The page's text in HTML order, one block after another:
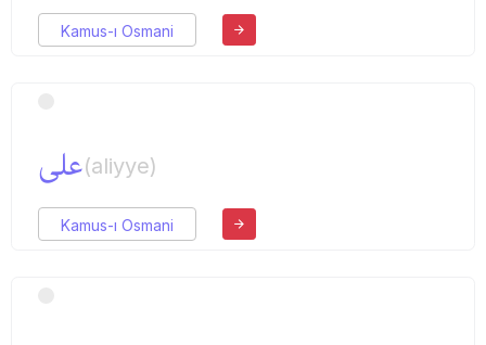
Kamus-ı Osmani
علی(aliyye)
Kamus-ı Osmani